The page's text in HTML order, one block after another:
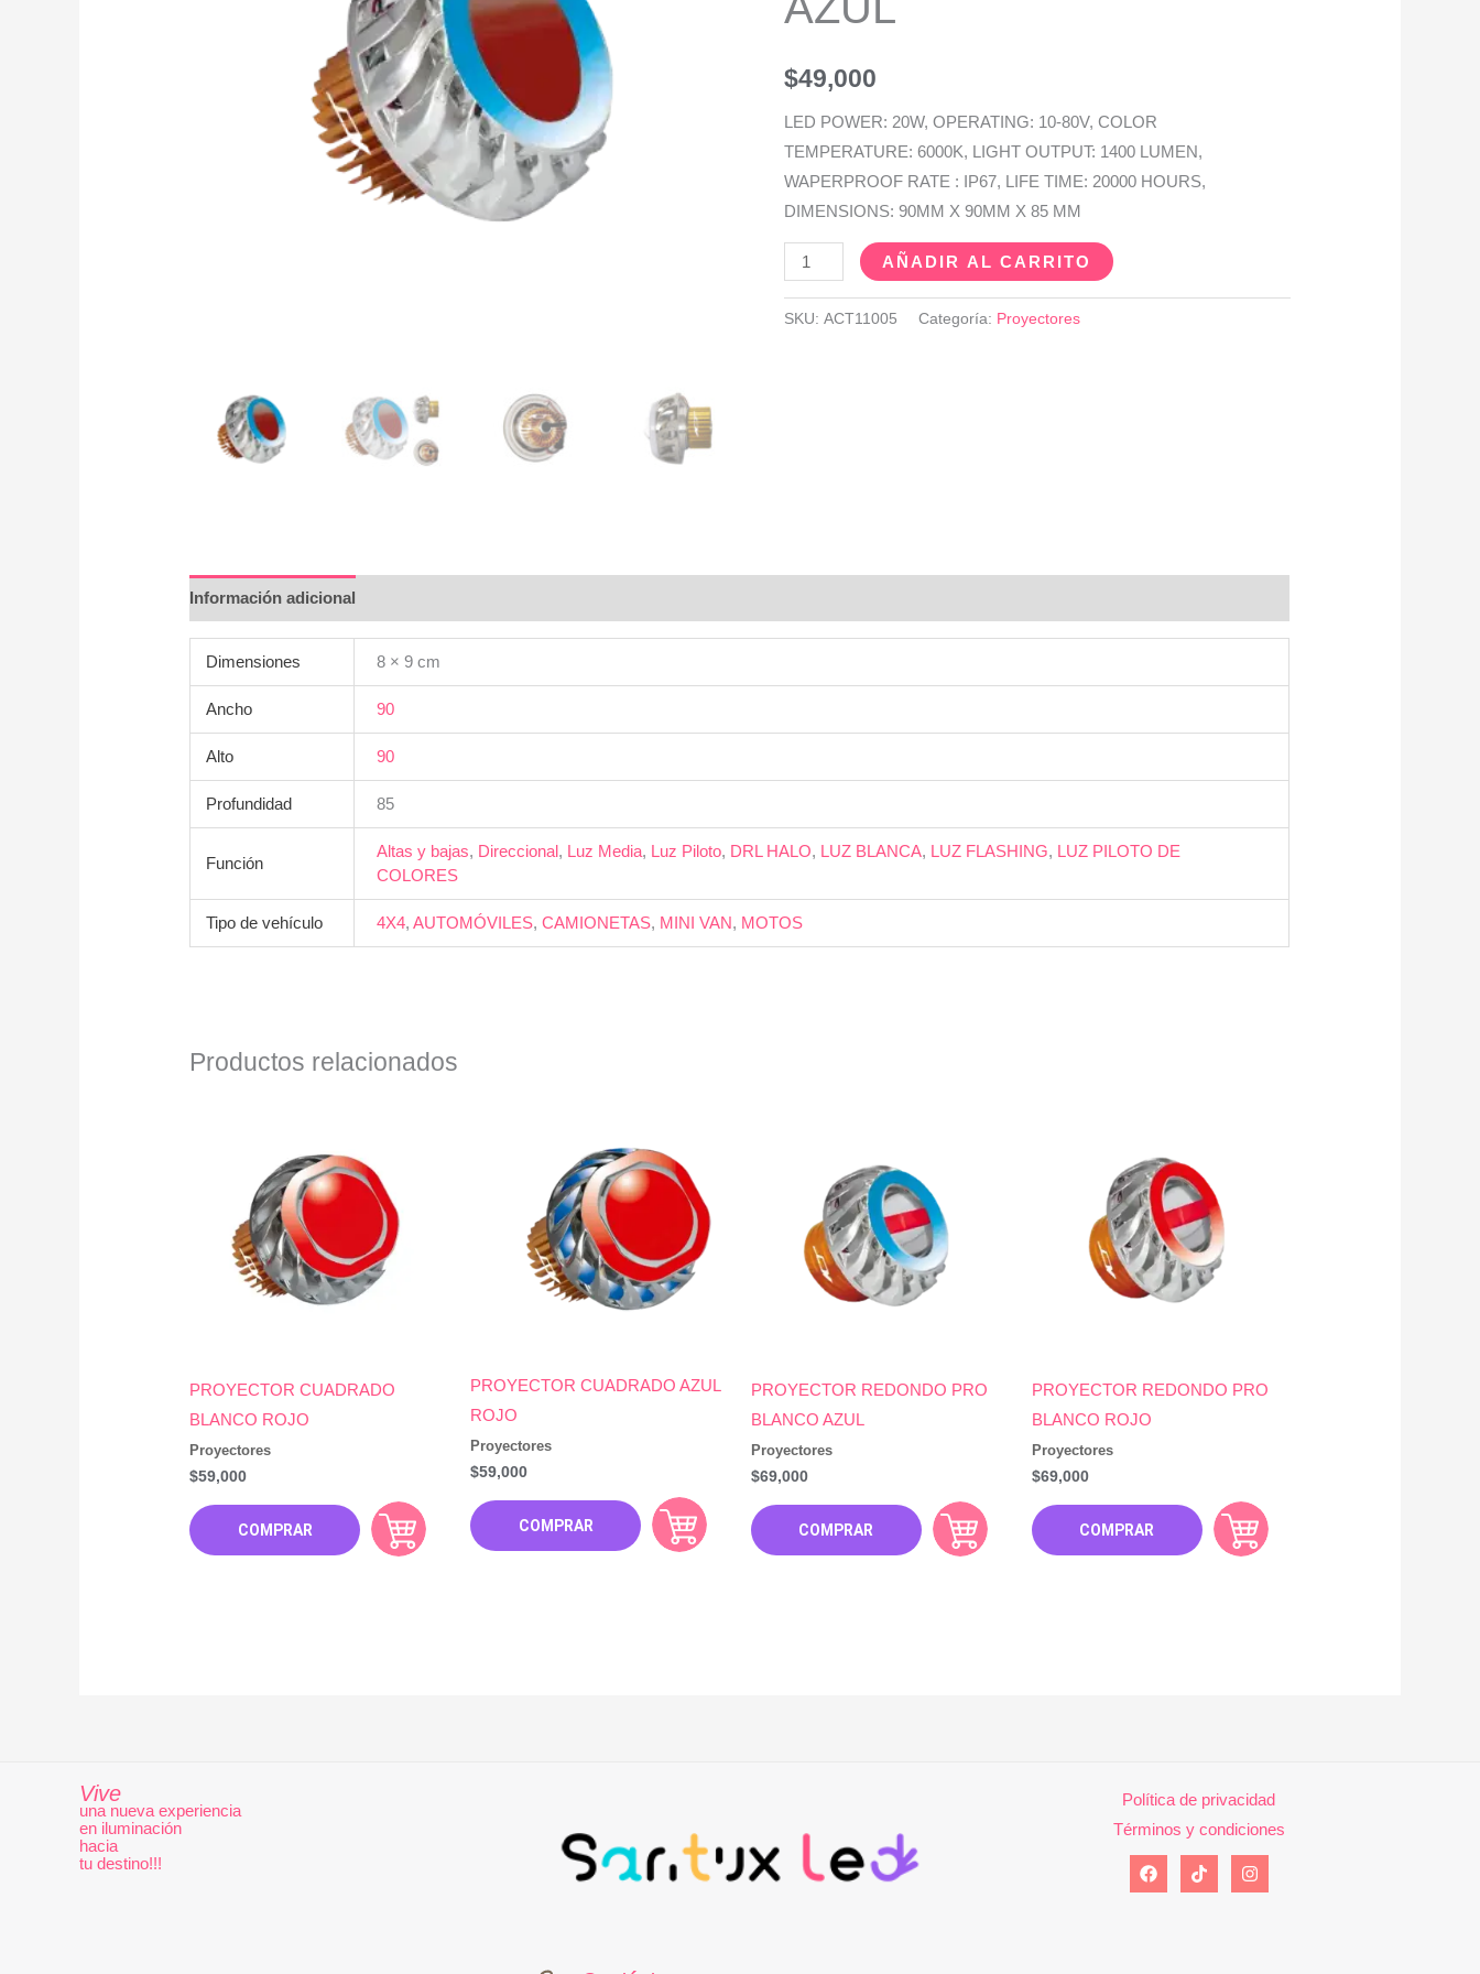
$49,000
LED POWER: 20W, OPERATING: 10-80V, COLOR
TEMPERATURE: 6000K, LIGHT OUTPUT: 1400 LUMEN,
WAPERPROOF RATE : IP67, LIFE TIME: 20000 HOURS,
DIMENSIONS: 90MM X 90MM X 85 MM
AÑADIR AL CARRITO
SKU: ACT11005 Categoría: Proyectores
Información adicional
Dimensiones 8 × 9 cm
Ancho 90
Alto 90
Profundidad 85
Función
Altas y bajas, Direccional, Luz Media, Luz Piloto, DRL HALO, LUZ BLANCA, LUZ FLASHING, LUZ PILOTO DE
COLORES
Tipo de vehículo 4X4,AUTOMÓVILES,CAMIONETAS, MINI VAN, MOTOS
Productos relacionados
Proyectores
PROYECTOR CUADRADO
BLANCO ROJO
COMPRAR
$59,000
Proyectores
PROYECTOR CUADRADO AZUL
ROJO
COMPRAR
$59,000
Proyectores
PROYECTOR REDONDO PRO
BLANCO AZUL
COMPRAR
$69,000
Proyectores
PROYECTOR REDONDO PRO
BLANCO ROJO
COMPRAR
$69,000
Vive
una nueva experiencia
en iluminación
hacia
tu destino!!!
Política de privacidad
Términos y condiciones